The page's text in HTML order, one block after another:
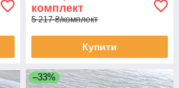
комплект
5 217 ₴/комплект
Купити
–33%